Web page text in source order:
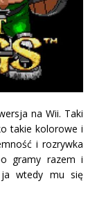
na Wii. Taki
takie kolorowe i
i rozrywka
gramy razem i
wtedy mu się